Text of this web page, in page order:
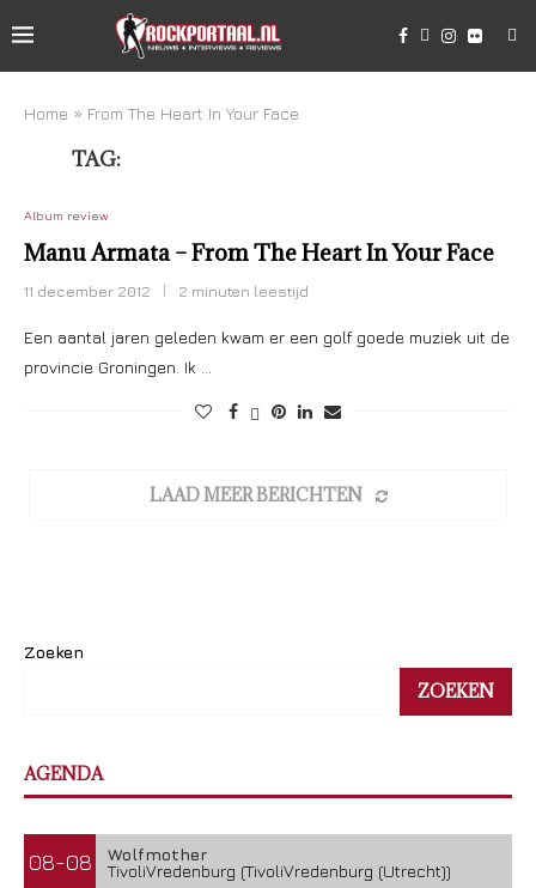
Home » From The Heart In Your Face
TAG:
Album review
Manu Armata – From The Heart In Your Face
11 december 2012 2 minuten leestijd
Een aantal jaren geleden kwam er een golf goede muziek uit de
provincie Groningen. Ik …
LAAD MEER BERICHTEN
Zoeken
ZOEKEN
AGENDA
08-08
Wolfmother
TivoliVredenburg (TivoliVredenburg (Utrecht))